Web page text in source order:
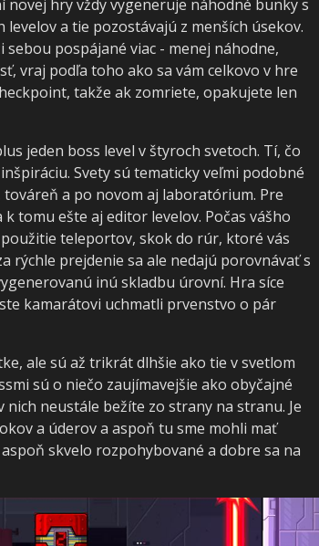
hry vždy vygeneruje náhodné bunky s
a tie pozostávajú z menších úsekov.
pospájané viac - menej náhodne,
vraj podľa toho ako sa vám celkovo v hre
takže ak zomriete, opakujete len
jeden boss level v štyroch svetoch. Tí, čo
Svety sú tematicky veľmi podobné
a po novom aj laboratórium. Pre
tomu ešte aj editor levelov. Počas vášho
teleportov, skok do rúr, ktoré vás
rýchle prejdenie sa ale nedajú porovnávať s
inú skladbu úrovní. Hra síce
kamarátovi uchmatli prvenstvo o pár
ale sú až trikrát dlhšie ako tie v svetlom
sú o niečo zaujímavejšie ako obyčajné
neustále bežíte zo strany na stranu. Je
a úderov a aspoň tu sme mohli mať
skvelo rozpohybované a dobre sa na